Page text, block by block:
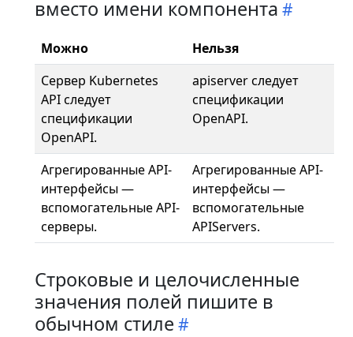
вместо имени компонента
Можно
Нельзя
Сервер Kubernetes
API следует
спецификации
OpenAPI.
apiserver следует
спецификации
OpenAPI.
Агрегированные API-
интерфейсы —
вспомогательные API-
серверы.
Агрегированные API-
интерфейсы —
вспомогательные
APIServers.
Cтроковые и целочисленные
значения полей пишите в
обычном стиле